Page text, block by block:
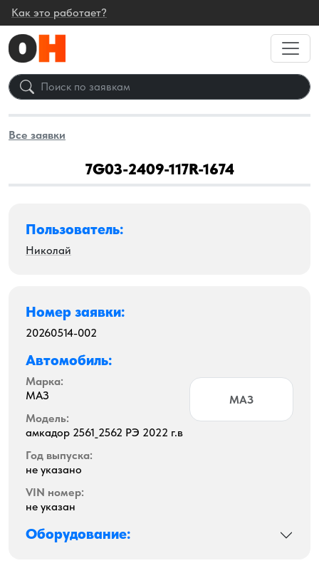
Как это работает?
Все заявки
7G03-2409-117R-1674
Пользователь:
Николай
Номер заявки:
20260514-002
Автомобиль:
МАЗ
Марка:
МАЗ
Модель:
амкадор 2561_2562 РЭ 2022 г.в
Год выпуска:
не указано
VIN номер:
не указан
Оборудование: